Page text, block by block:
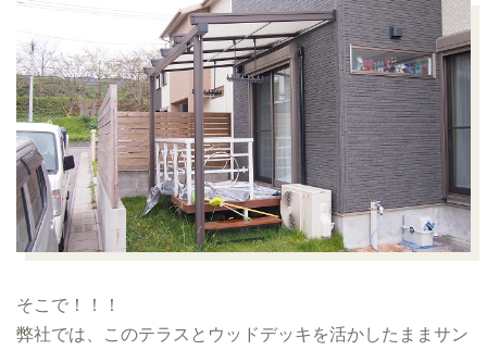
そこで！！！
弊社では、このテラスとウッドデッキを活かしたままサン